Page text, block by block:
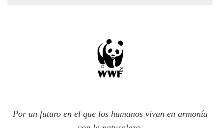
Por un futuro en el que los humanos vivan en armonía